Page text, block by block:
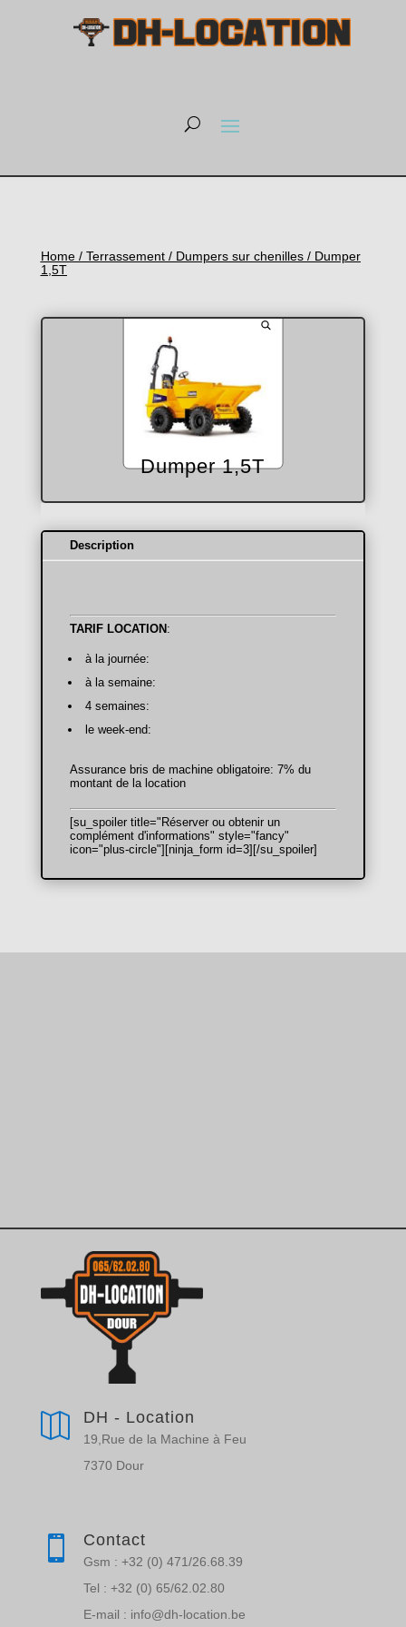
Home/ Terrassement/ Dumpers sur chenilles/ Dumper
1,5T
Dumper 1,5T
Description
TARIF LOCATION :
à la journée:
à la semaine:
4 semaines:
le week-end:
Assurance bris de machine obligatoire: 7% du
montant de la location
[su_spoiler title="Réserver ou obtenir un
complément d'informations" style="fancy"
icon="plus-circle"][ninja_form id=3][/su_spoiler]
 DH - Location
19,Rue de la Machine à Feu
7370 Dour
 Contact
Gsm : +32 (0) 471/26.68.39
Tel : +32 (0) 65/62.02.80
E-mail : info@dh-location.be